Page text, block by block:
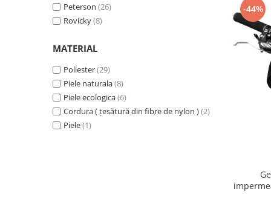
Peterson (26)
Rovicky(8)
MATERIAL
Poliester(29)
Piele naturala(8)
Piele ecologica(6)
Cordura ( țesătură din fibre de nylon )(2)
Piele(1)
-44%